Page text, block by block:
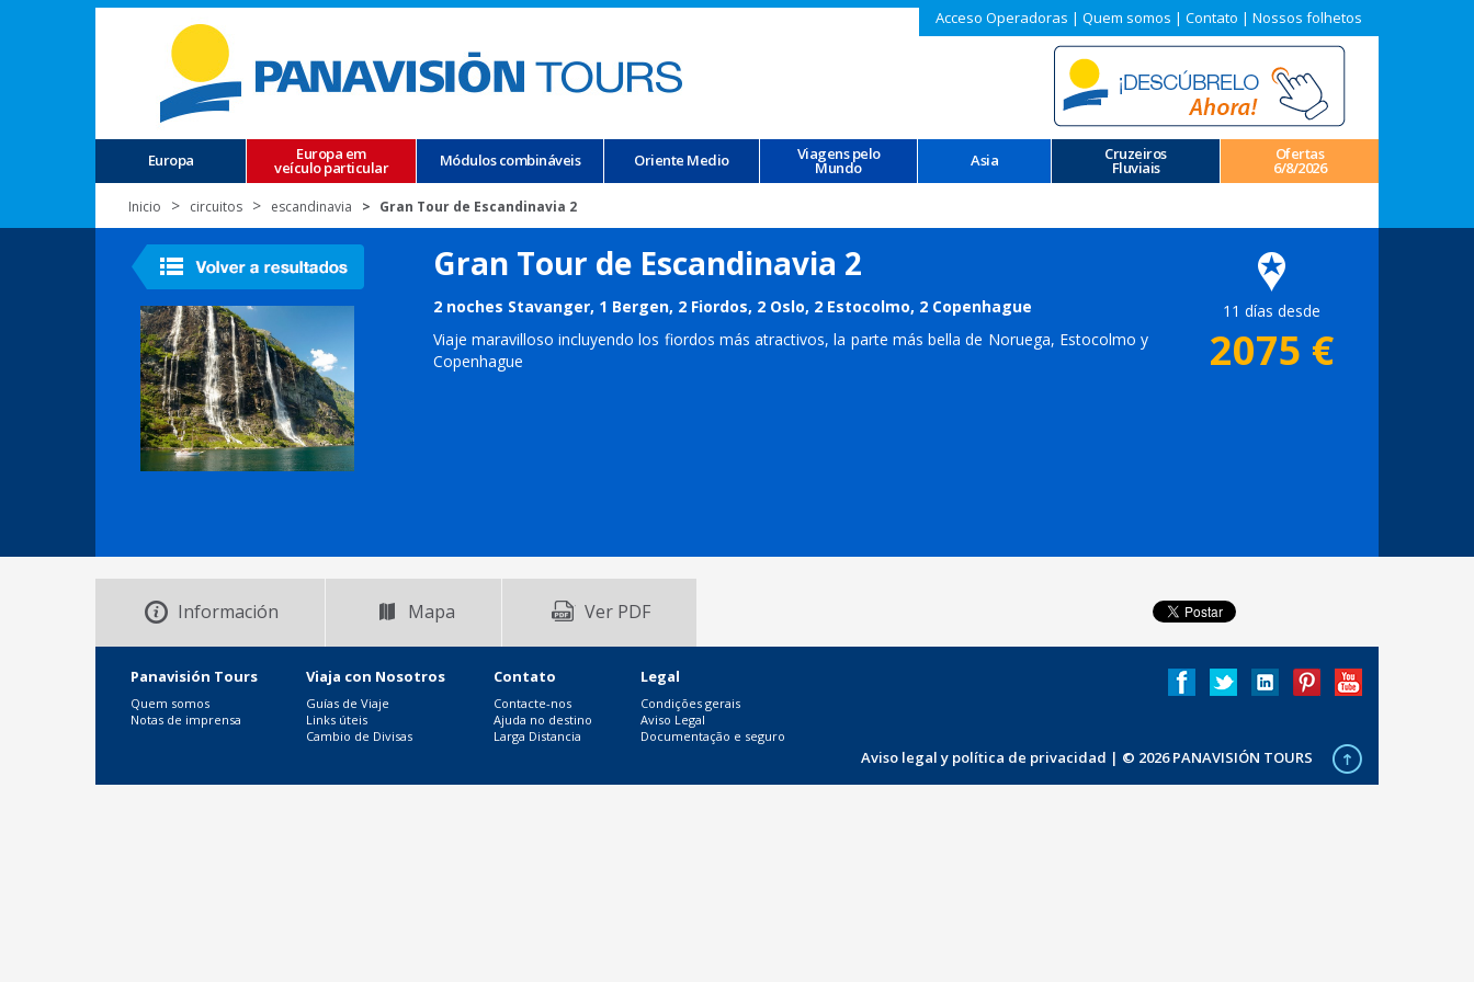
Acceso Operadoras | Quem somos | Contato | Nossos folhetos
Europa Europa em
veículo particular Módulos combináveis Oriente Medio Viagens pelo
Mundo Asia Cruzeiros
Fluviais
Ofertas
6/8/2026
Inicio circuitos escandinavia Gran Tour de Escandinavia 2
Gran Tour de Escandinavia 2
2 noches Stavanger, 1 Bergen, 2 Fiordos, 2 Oslo, 2 Estocolmo, 2 Copenhague
Viaje maravilloso incluyendo los fiordos más atractivos, la parte más bella de Noruega, Estocolmo y
Copenhague
11 días desde
2075 €
Información Mapa Ver PDF
Panavisión Tours
Quem somos
Notas de imprensa
Viaja con Nosotros
Guías de Viaje
Links úteis
Cambio de Divisas
Contato
Contacte-nos
Ajuda no destino
Larga Distancia
Legal
Condições gerais
Aviso Legal
Documentação e seguro
Aviso legal y política de privacidad | © 2026 PANAVISIÓN TOURS